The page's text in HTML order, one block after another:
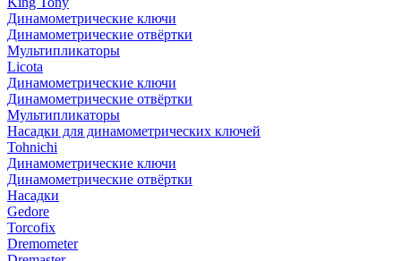
Динамометрические ключи
Динамометрические отвёртки
Мультипликаторы
Licota
Динамометрические ключи
Динамометрические отвёртки
Мультипликаторы
Насадки для динамометрических ключей
Tohnichi
Динамометрические ключи
Динамометрические отвёртки
Насадки
Gedore
Torcofix
Dremometer